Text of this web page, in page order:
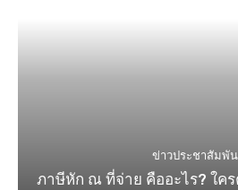
ข่าวประชาสัมพั
ภาษีหัก ณ ที่จ่าย คืออะไร? ใค